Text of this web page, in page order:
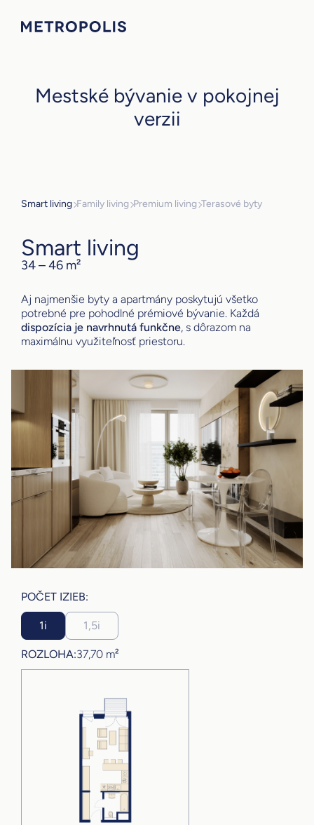
Mestské bývanie v pokojnej
verzii
Smart living Family living Premium living Terasové byty
Smart living
34 – 46 m²
Aj najmenšie byty a apartmány poskytujú všetko
potrebné pre pohodlné prémiové bývanie. Každá
dispozícia je navrhnutá funkčne, s dôrazom na
maximálnu využiteľnosť priestoru.
POČET IZIEB:
1i 1,5i
ROZLOHA:37,70 m²